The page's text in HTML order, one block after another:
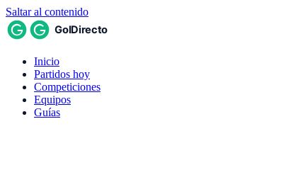
Saltar al contenido
Inicio
Partidos hoy
Competiciones
Equipos
Guías